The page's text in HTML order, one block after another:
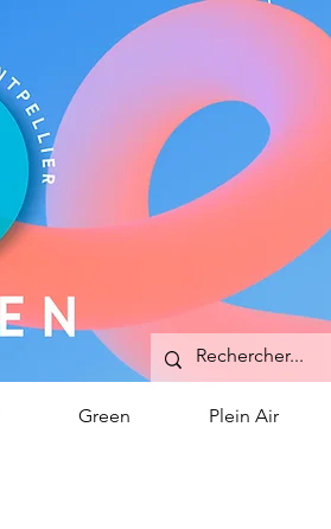
Green Plein Air